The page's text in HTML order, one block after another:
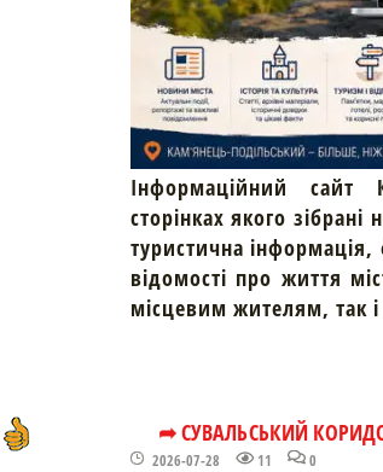
Інформаційний сайт
сторінках якого
туристична інформація,
відомості про життя
місцевим жителям, так
➦ СУВАЛЬСЬКИЙ
2026-07-28 11 0